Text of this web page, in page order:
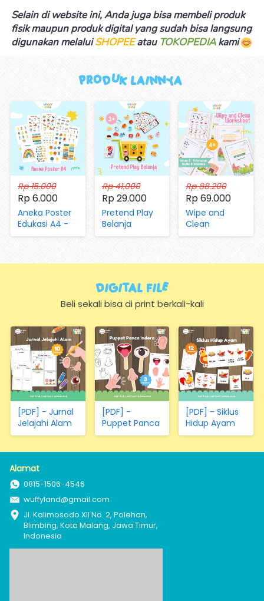
Selain di website ini, Anda juga bisa membeli produk
fisik maupun produk digital yang sudah bisa langsung
digunakan melalui SHOPEE atau TOKOPEDIA kami
Produk Lainnya
Rp 15.000
Rp 6.000
Aneka Poster
Edukasi A4 -
Mengenal
(Hanya
Kertas)
Rp 41.000
Rp 29.000
Pretend Play
Belanja
(dengan
Rp 88.200
Rp 69.000
Wipe and
Clean
Worksheet Vol
Digital FIle
Beli sekali bisa di print berkali-kali
[PDF] - Jurnal
Jelajahi Alam
[PDF] -
Puppet Panca
Indera
[PDF] - Siklus
Hidup Ayam
Alamat
0815-1506-4546
wuffyland@gmail.com
Jl. Kalimosodo XII No. 2, Polehan,
Blimbing, Kota Malang, Jawa Timur,
Indonesia